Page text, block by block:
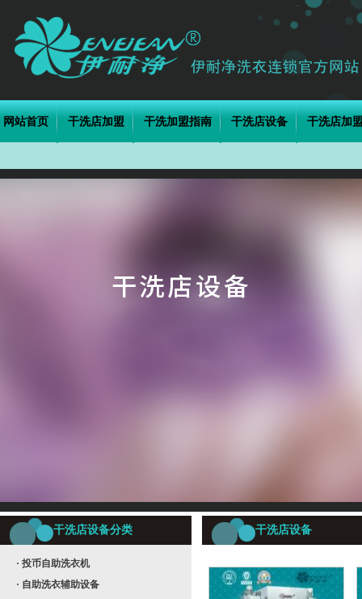
网站首页 干洗店加盟 干洗加盟指南 干洗店设备 干洗店加
干洗店设备分类
· 投币自助洗衣机
· 自助洗衣辅助设备
干洗店设备